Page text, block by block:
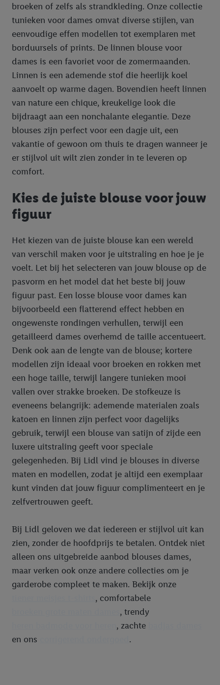
broeken of zelfs als strandkleding. Onze collectie
tunieken voor dames omvat diverse stijlen, van
eenvoudige effen modellen tot exemplaren met
borduursels of prints. De linnen blouse voor
dames is een favoriet voor de zomermaanden.
Linnen is een ademende stof die heerlijk koel
aanvoelt op warme dagen. Bovendien heeft linnen
van nature een chique, kreukelige look die
bijdraagt aan een nonchalante elegantie. Deze
blouses zijn perfect voor een dagje uit, een
vakantie of gewoon om thuis te dragen wanneer je
er stijlvol uit wilt zien zonder in te leveren op
comfort.
Kies de juiste blouse voor jouw
figuur
Het kiezen van de juiste blouse kan een wereld
van verschil maken voor je uitstraling en hoe je je
voelt. Let bij het selecteren van jouw blouse op de
pasvorm en het model dat het beste bij jouw
figuur past. Een losse blouse voor dames kan
bijvoorbeeld een flatterend effect hebben en
ongewenste rondingen verhullen, terwijl een
getailleerd dames overhemd de taille accentueert.
Denk ook aan de lengte van de blouse; kortere
modellen zijn ideaal voor broeken en rokken met
een hoge taille, terwijl langere tunieken mooi
vallen over strakke broeken. De stofkeuze is
eveneens belangrijk: ademende materialen zoals
katoen en linnen zijn perfect voor dagelijks
gebruik, terwijl een blouse van satijn of zijde een
luxere uitstraling geeft voor speciale
gelegenheden. Bij Lidl vind je blouses in diverse
maten en modellen, zodat je altijd een exemplaar
kunt vinden dat jouw figuur complimenteert en je
zelfvertrouwen geeft.
Bij Lidl geloven we dat iedereen er stijlvol uit kan
zien, zonder de hoofdprijs te betalen. Ontdek niet
alleen ons uitgebreide aanbod blouses dames,
maar verken ook onze andere collecties om je
garderobe compleet te maken. Bekijk onze
, comfortabele
, trendy
, zachte
en ons
.